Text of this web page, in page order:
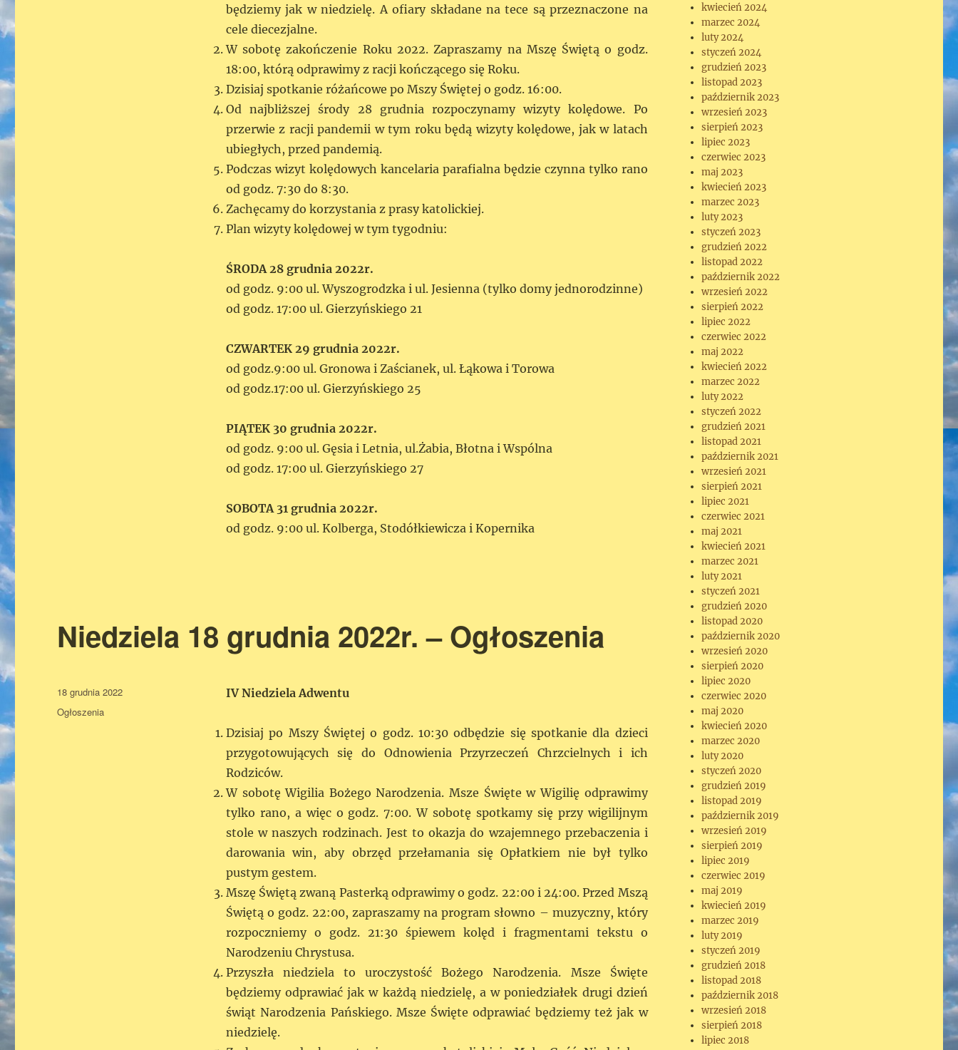
będziemy jak w niedzielę. A ofiary składane na tece są przeznaczone na
cele diecezjalne.
W sobotę zakończenie Roku 2022. Zapraszamy na Mszę Świętą o godz.
18:00, którą odprawimy z racji kończącego się Roku.
Dzisiaj spotkanie różańcowe po Mszy Świętej o godz. 16:00.
Od najbliższej środy 28 grudnia rozpoczynamy wizyty kolędowe. Po
przerwie z racji pandemii w tym roku będą wizyty kolędowe, jak w latach
ubiegłych, przed pandemią.
Podczas wizyt kolędowych kancelaria parafialna będzie czynna tylko rano
od godz. 7:30 do 8:30.
Zachęcamy do korzystania z prasy katolickiej.
Plan wizyty kolędowej w tym tygodniu:
ŚRODA 28 grudnia 2022r.
od godz. 9:00 ul. Wyszogrodzka i ul. Jesienna (tylko domy jednorodzinne)
od godz. 17:00 ul. Gierzyńskiego 21
CZWARTEK 29 grudnia 2022r.
od godz.9:00 ul. Gronowa i Zaścianek, ul. Łąkowa i Torowa
od godz.17:00 ul. Gierzyńskiego 25
PIĄTEK 30 grudnia 2022r.
od godz. 9:00 ul. Gęsia i Letnia, ul.Żabia, Błotna i Wspólna
od godz. 17:00 ul. Gierzyńskiego 27
SOBOTA 31 grudnia 2022r.
od godz. 9:00 ul. Kolberga, Stodółkiewicza i Kopernika
Niedziela 18 grudnia 2022r. – Ogłoszenia
IV Niedziela Adwentu
Dzisiaj po Mszy Świętej o godz. 10:30 odbędzie się spotkanie dla dzieci
przygotowujących się do Odnowienia Przyrzeczeń Chrzcielnych i ich
Rodziców.
W sobotę Wigilia Bożego Narodzenia. Msze Święte w Wigilię odprawimy
tylko rano, a więc o godz. 7:00. W sobotę spotkamy się przy wigilijnym
stole w naszych rodzinach. Jest to okazja do wzajemnego przebaczenia i
darowania win, aby obrzęd przełamania się Opłatkiem nie był tylko
pustym gestem.
Mszę Świętą zwaną Pasterką odprawimy o godz. 22:00 i 24:00. Przed Mszą
Świętą o godz. 22:00, zapraszamy na program słowno – muzyczny, który
rozpoczniemy o godz. 21:30 śpiewem kolęd i fragmentami tekstu o
Narodzeniu Chrystusa.
Przyszła niedziela to uroczystość Bożego Narodzenia. Msze Święte
będziemy odprawiać jak w każdą niedzielę, a w poniedziałek drugi dzień
świąt Narodzenia Pańskiego. Msze Święte odprawiać będziemy też jak w
niedzielę.
Data
publikacji
18 grudnia 2022
Kategorie
Ogłoszenia
kwiecień 2024
marzec 2024
luty 2024
styczeń 2024
grudzień 2023
listopad 2023
październik 2023
wrzesień 2023
sierpień 2023
lipiec 2023
czerwiec 2023
maj 2023
kwiecień 2023
marzec 2023
luty 2023
styczeń 2023
grudzień 2022
listopad 2022
październik 2022
wrzesień 2022
sierpień 2022
lipiec 2022
czerwiec 2022
maj 2022
kwiecień 2022
marzec 2022
luty 2022
styczeń 2022
grudzień 2021
listopad 2021
październik 2021
wrzesień 2021
sierpień 2021
lipiec 2021
czerwiec 2021
maj 2021
kwiecień 2021
marzec 2021
luty 2021
styczeń 2021
grudzień 2020
listopad 2020
październik 2020
wrzesień 2020
sierpień 2020
lipiec 2020
czerwiec 2020
maj 2020
kwiecień 2020
marzec 2020
luty 2020
styczeń 2020
grudzień 2019
listopad 2019
październik 2019
wrzesień 2019
sierpień 2019
lipiec 2019
czerwiec 2019
maj 2019
kwiecień 2019
marzec 2019
luty 2019
styczeń 2019
grudzień 2018
listopad 2018
październik 2018
wrzesień 2018
sierpień 2018
lipiec 2018